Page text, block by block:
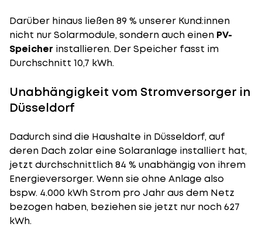
Darüber hinaus ließen 89 % unserer Kund:innen
nicht nur Solarmodule, sondern auch einen PV-
Speicher installieren. Der Speicher fasst im
Durchschnitt 10,7 kWh.
Unabhängigkeit vom Stromversorger in
Düsseldorf
Dadurch sind die Haushalte in Düsseldorf, auf
deren Dach zolar eine Solaranlage installiert hat,
jetzt durchschnittlich 84 % unabhängig von ihrem
Energieversorger. Wenn sie ohne Anlage also
bspw. 4.000 kWh Strom pro Jahr aus dem Netz
bezogen haben, beziehen sie jetzt nur noch 627
kWh.